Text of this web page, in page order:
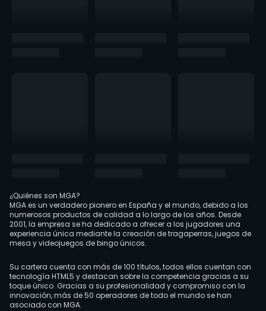
¿Quiénes son MGA?
MGA es un verdadero pionero en España y el mundo, debido a los
numerosos productos de calidad a lo largo de los años. Desde
2001, la empresa se ha dedicado a ofrecer a los jugadores una
experiencia única mediante la creación de tragaperras, juegos de
mesa y videojuegos de bingo únicos.
Su cartera cuenta con más de 100 títulos, todos ellos cuentan con
tecnología HTML5 y destacan sobre la competencia gracias a su
toque único. Gracias a su profesionalidad y compromiso con la
innovación, más de 50 operadores de todo el mundo se han
asociado con MGA.